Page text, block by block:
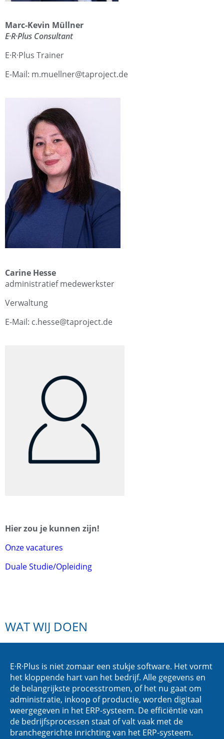
Marc-Kevin Müllner
E·R·Plus Consultant
E·R·Plus Trainer
E-Mail: m.muellner@taproject.de
Carine Hesse
administratief medewerkster
Verwaltung
E-Mail: c.hesse@taproject.de
Hier zou je kunnen zijn!
Onze vacatures
Duale Studie/Opleiding
WAT WIJ DOEN
E·R·Plus is niet zomaar een stukje software. Het vormt
het kloppende hart van het bedrijf. Alle gegevens en
de belangrijkste processtromen, of het nu gaat om
administratie, inkoop of productie, worden digitaal
weergegeven in het ERP-systeem. De efficiëntie van
de bedrijfsprocessen staat of valt vaak met de
branchegerichte inrichting van het ERP-systeem.